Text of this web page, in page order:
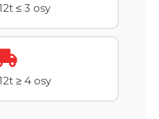
≤ 3 osy
≥ 4 osy